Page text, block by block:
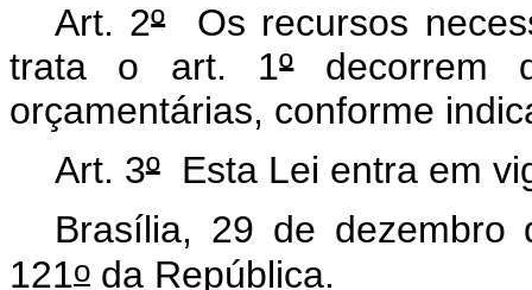
Art. 2ºOs recursos
trata o art. 1ºdecorrem
orçamentárias, conforme
Art. 3ºEsta Lei entra em
Brasília, 29 de dezembro
121o da República.